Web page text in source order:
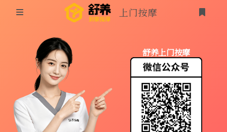
同城按摩
上门按摩
养生按摩
上门按摩
登录
舒养上门按摩